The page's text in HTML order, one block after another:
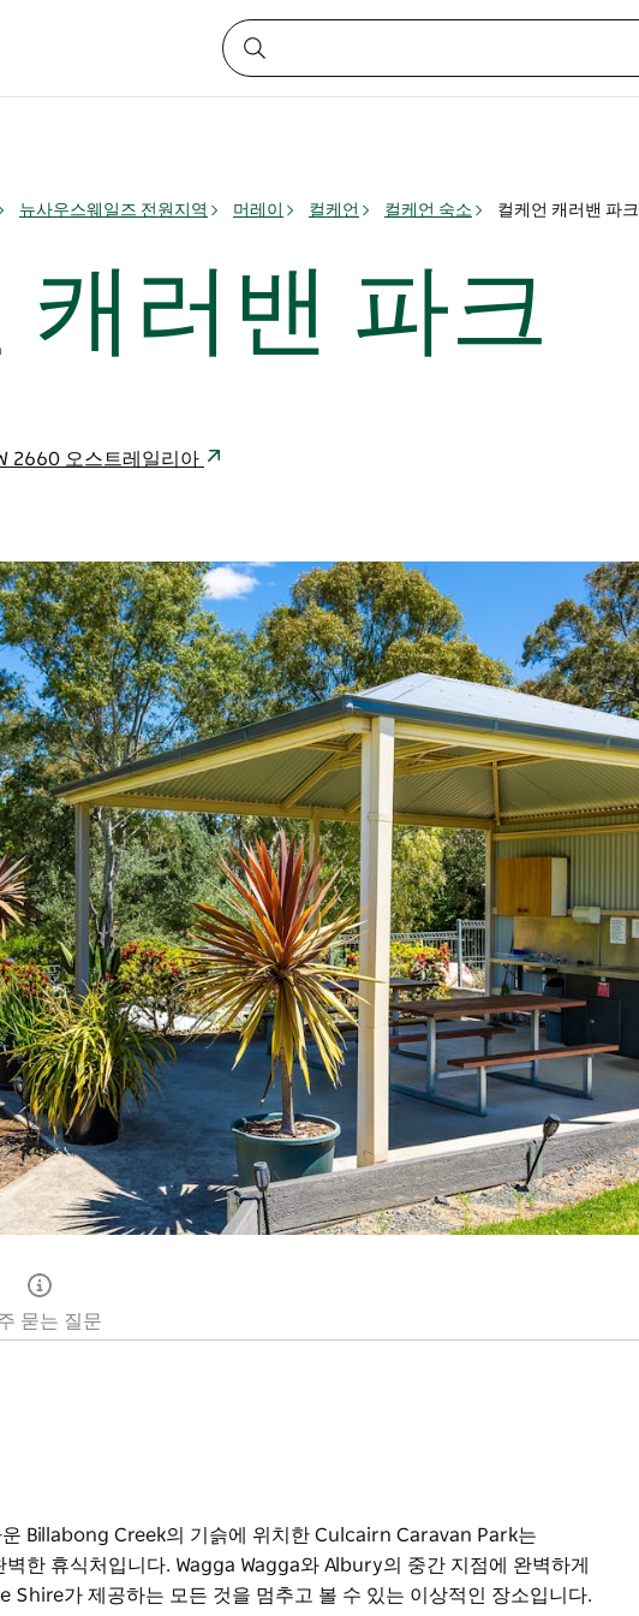
뉴사우스웨일즈 전원지역 머레이 컬케언 컬케언 숙소 컬케언 캐러밴 파크
캐러밴 파크
2660 오스트레일리아
묻는 질문
Billabong Creek의 기슭에 위치한 Culcairn Caravan Park는
한 휴식처입니다. Wagga Wagga와 Albury의 중간 지점에 완벽하게
가 제공하는 모든 것을 멈추고 볼 수 있는 이상적인 장소입니다.